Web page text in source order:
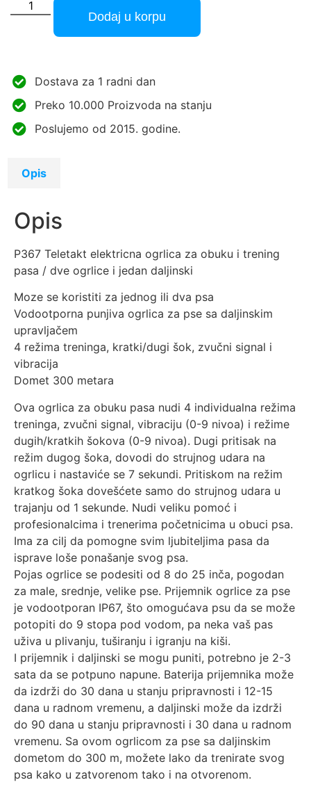
Dodaj u korpu
Dostava za 1 radni dan
Preko 10.000 Proizvoda na stanju
Poslujemo od 2015. godine.
Opis
Opis
P367 Teletakt elektricna ogrlica za obuku i trening
pasa / dve ogrlice i jedan daljinski
Moze se koristiti za jednog ili dva psa
Vodootporna punjiva ogrlica za pse sa daljinskim
upravljačem
4 režima treninga, kratki/dugi šok, zvučni signal i
vibracija
Domet 300 metara
Ova ogrlica za obuku pasa nudi 4 individualna režima
treninga, zvučni signal, vibraciju (0-9 nivoa) i režime
dugih/kratkih šokova (0-9 nivoa). Dugi pritisak na
režim dugog šoka, dovodi do strujnog udara na
ogrlicu i nastaviće se 7 sekundi. Pritiskom na režim
kratkog šoka dovešćete samo do strujnog udara u
trajanju od 1 sekunde. Nudi veliku pomoć i
profesionalcima i trenerima početnicima u obuci psa.
Ima za cilj da pomogne svim ljubiteljima pasa da
isprave loše ponašanje svog psa.
Pojas ogrlice se podesiti od 8 do 25 inča, pogodan
za male, srednje, velike pse. Prijemnik ogrlice za pse
je vodootporan IP67, što omogućava psu da se može
potopiti do 9 stopa pod vodom, pa neka vaš pas
uživa u plivanju, tuširanju i igranju na kiši.
I prijemnik i daljinski se mogu puniti, potrebno je 2-3
sata da se potpuno napune. Baterija prijemnika može
da izdrži do 30 dana u stanju pripravnosti i 12-15
dana u radnom vremenu, a daljinski može da izdrži
do 90 dana u stanju pripravnosti i 30 dana u radnom
vremenu. Sa ovom ogrlicom za pse sa daljinskim
dometom do 300 m, možete lako da trenirate svog
psa kako u zatvorenom tako i na otvorenom.